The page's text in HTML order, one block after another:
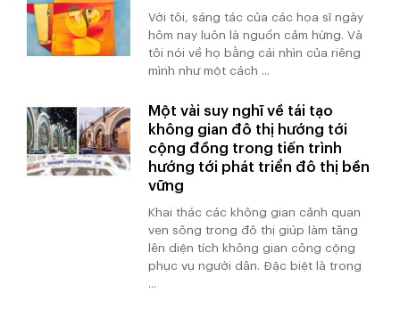
Với tôi, sáng tác của các họa sĩ ngày
hôm nay luôn là nguồn cảm hứng. Và
tôi nói về họ bằng cái nhìn của riêng
mình như một cách ...
Một vài suy nghĩ về tái tạo
không gian đô thị hướng tới
cộng đồng trong tiến trình
hướng tới phát triển đô thị bền
vững
Khai thác các không gian cảnh quan
ven sông trong đô thị giúp làm tăng
lên diện tích không gian công cộng
phục vụ người dân. Đặc biệt là trong
...